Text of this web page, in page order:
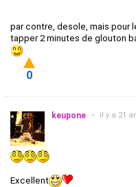
par contre, desole, mais pour
tapper 2 minutes de glouton
0
keupone • il y a 21
Excellent